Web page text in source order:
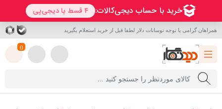
همراهان گرامی با توجه نوسانات دلار لطفا قبل از خرید استعلام بگیرید
0